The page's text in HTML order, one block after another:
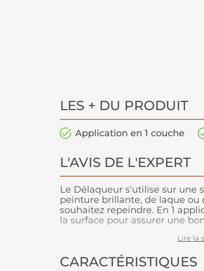
LES + DU PRODUIT
Application en 1 couche
L'AVIS DE L'EXPERT
Le Délaqueur s'utilise sur une
peinture brillante, de laque ou
souhaitez repeindre. En 1
la surface pour assurer une
ponçage et dépoussiérage. Il
Lire la
CARACTÉRISTIQUES